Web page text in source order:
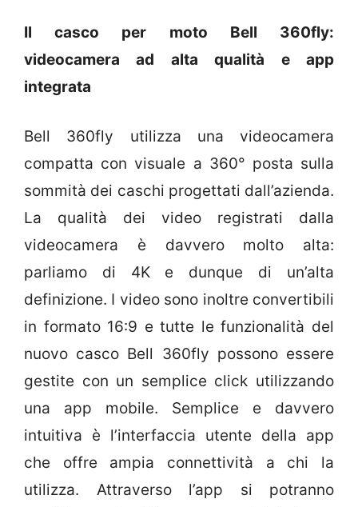
Il casco per moto Bell 360fly:
videocamera ad alta qualità e app
integrata
Bell 360fly utilizza una videocamera
compatta con visuale a 360° posta sulla
sommità dei caschi progettati dall’azienda.
La qualità dei video registrati dalla
videocamera è davvero molto alta:
parliamo di 4K e dunque di un’alta
definizione. I video sono inoltre convertibili
in formato 16:9 e tutte le funzionalità del
nuovo casco Bell 360fly possono essere
gestite con un semplice click utilizzando
una app mobile. Semplice e davvero
intuitiva è l’interfaccia utente della app
che offre ampia connettività a chi la
utilizza. Attraverso l’app si potranno